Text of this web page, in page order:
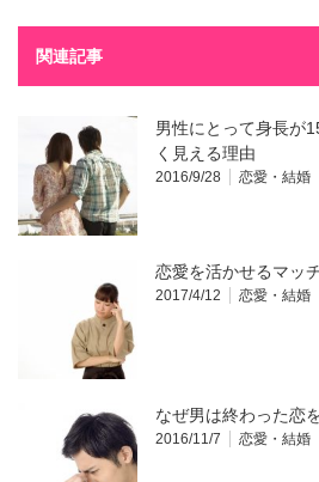
関連記事
男性にとって身長が
く見える理由
2016/9/28 恋愛・結婚
恋愛を活かせるマッ
2017/4/12 恋愛・結婚
なぜ男は終わった恋
2016/11/7 恋愛・結婚